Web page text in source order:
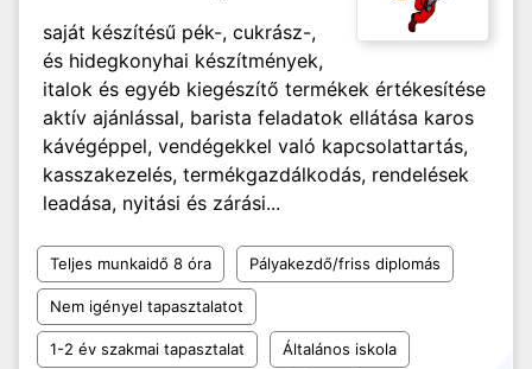
saját készítésű pék-, cukrász-,
és hidegkonyhai készítmények,
italok és egyéb kiegészítő termékek értékesítése
aktív ajánlással, barista feladatok ellátása karos
kávégéppel, vendégekkel való kapcsolattartás,
kasszakezelés, termékgazdálkodás, rendelések
leadása, nyitási és zárási...
Teljes munkaidő 8 óra Pályakezdő/friss diplomás
Nem igényel tapasztalatot
1-2 év szakmai tapasztalat Általános iskola